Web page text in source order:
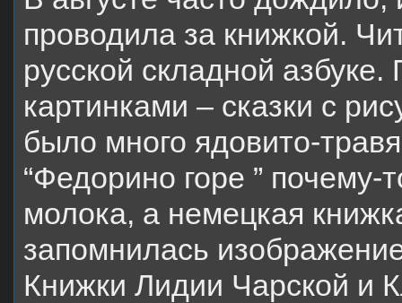
проводила за книжкой.
русской складной
картинками – сказки с
было много ядовито-
“Федорино горе ” почему-
молока, а немецкая
запомнилась
Книжки Лидии Чарской и